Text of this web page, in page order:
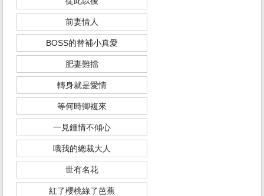
前妻情人
BOSS的替補小真愛
肥妻難擋
轉身就是愛情
等何時卿複來
一見鍾情不傾心
哦我的總裁大人
世有名花
紅了櫻桃綠了芭蕉